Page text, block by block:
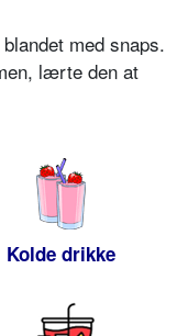
med snaps.
lærte den at
Kolde drikke